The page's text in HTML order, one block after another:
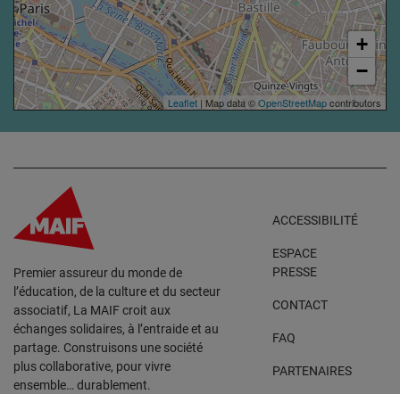
+
−
Leaflet | Map data ©OpenStreetMapcontributors
Premier assureur du monde de
l’éducation, de la culture et du secteur
associatif, La MAIF croit aux
échanges solidaires, à l’entraide et au
partage. Construisons une société
plus collaborative, pour vivre
ensemble… durablement.
ACCESSIBILITÉ
ESPACE
PRESSE
CONTACT
FAQ
PARTENAIRES